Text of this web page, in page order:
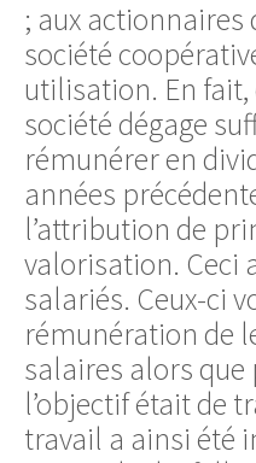
; aux actionnaires
société
utilisation. En fait,
société dégage
rémunérer en
années
l’attribution de
valorisation. Ceci
salariés. Ceux-ci
rémunération de
salaires alors que
l’objectif était de
travail a ainsi été